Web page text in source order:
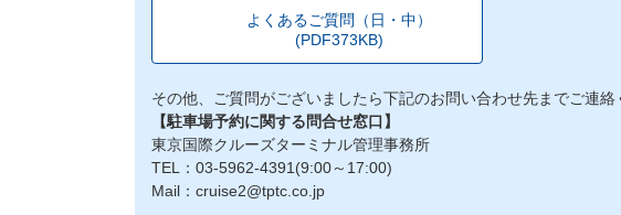
よくあるご質問（日・中）
(PDF373KB)
その他、ご質問がございましたら下記のお問い合わせ先までご連絡
【駐車場予約に関する問合せ窓口】
東京国際クルーズターミナル管理事務所
TEL：03-5962-4391(9:00～17:00)
Mail：cruise2@tptc.co.jp